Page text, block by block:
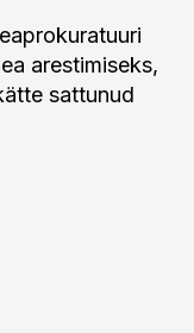
arestimiseks,
sattunud